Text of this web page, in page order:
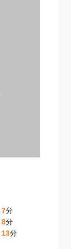
7分
8分
13分